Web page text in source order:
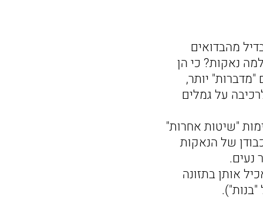
הראשונים שלנו יצאו לדרך כבר בשנת 1987. להבדיל מהבדואים
נאקות? כי הן
יותר,
על גמלים
"שיטות אחרות"
של הנאקות
נעים.
אותן בתזונה